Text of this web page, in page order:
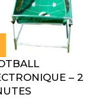
– 2